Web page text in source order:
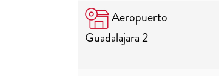
Aeropuerto
Guadalajara 2